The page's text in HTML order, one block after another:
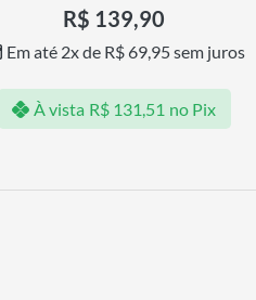
R$ 139,90
Em até 2x de R$ 69,95sem juros
À vista R$ 131,51 no Pix